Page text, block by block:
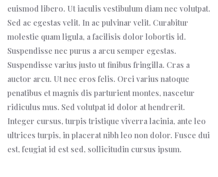
euismod libero. Ut iaculis vestibulum diam nec volutpat.
Sed ac egestas velit. In ac pulvinar velit. Curabitur
molestie quam ligula, a facilisis dolor lobortis id.
Suspendisse nec purus a arcu semper egestas.
Suspendisse varius justo ut finibus fringilla. Cras a
auctor arcu. Ut nec eros felis. Orci varius natoque
penatibus et magnis dis parturient montes, nascetur
ridiculus mus. Sed volutpat id dolor at hendrerit.
Integer cursus, turpis tristique viverra lacinia, ante leo
ultrices turpis, in placerat nibh leo non dolor. Fusce dui
est, feugiat id est sed, sollicitudin cursus ipsum.